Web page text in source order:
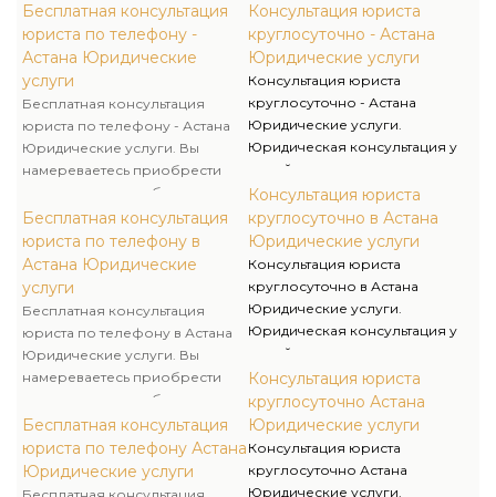
Бесплатная консультация
юриста по телефону -
Астана Юридические
услуги
Бесплатная консультация
юриста по телефону - Астана
Юридические услуги. Вы
намереваетесь приобрести
недвижимость влибо заключить
брак? Для того, чтоб в
будущем вдруг не оказалось,
что недвижимость под арестом
и расторжение брака не
обернулось экономическими
потерями, имеет смысл
конкретно изучить всю
подноготную. И в этом случае
консультация адвоката тоже
гораздо проще и дешевле
грамотно составить контракт,
ежели оспаривать в суде
Бесплатная консультация
юриста по телефону в
Астана Юридические
услуги
Бесплатная консультация
юриста по телефону в Астана
Юридические услуги. Вы
намереваетесь приобрести
недвижимость влибо заключить
брак? Для того, чтоб в
будущем вдруг не оказалось,
что недвижимость под арестом
и расторжение брака не
Бесплатная консультация
юриста по телефону Астана
Юридические услуги
Консультация юриста
круглосуточно - Астана
Юридические услуги
Консультация юриста
круглосуточно - Астана
Юридические услуги.
Юридическая консультация у
семейного адвоката,
юридическая консультация у
адвоката по налогам,
юридическая консультация у
адвоката по недвижимости,
юридическая консультация у
адвоката по наследству - это
лишь некоторые
разновидности юридических
услуг, которые оказывают
наши специалисты.
Консультация юриста
круглосуточно в Астана
Юридические услуги
Консультация юриста
круглосуточно в Астана
Юридические услуги.
Юридическая консультация у
семейного адвоката,
юридическая консультация у
адвоката по налогам,
юридическая консультация у
адвоката по недвижимости,
юридическая консультация у
адвоката по наследству - это
Консультация юриста
круглосуточно Астана
Юридические услуги
Консультация юриста
круглосуточно Астана
Юридические услуги.